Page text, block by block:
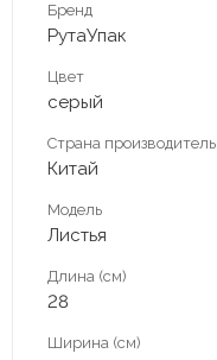
Бренд
РутаУпак
Цвет
серый
Страна производитель
Китай
Модель
Листья
Длина (см)
28
Ширина (см)